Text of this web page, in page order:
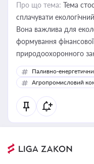
Про що тема: Тема
сплачувати
Вона важлива для
формування
природоохоронного
Паливно-
Агропромисловий